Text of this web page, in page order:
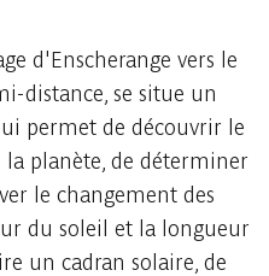
d'Enscherange vers le
distance, se situe un
permet de découvrir le
planète, de déterminer
le changement des
du soleil et la longueur
un cadran solaire, de